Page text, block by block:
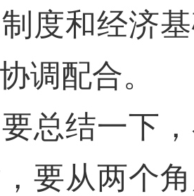
度和经济
调配合。
结一下，
要从两个